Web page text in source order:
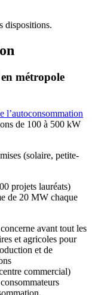
dispositions.
métropole
l’autoconsommation
de 100 à 500 kW
(solaire, petite-
projets lauréats)
de 20 MW chaque
avant tout les
et agricoles pour
et de
commercial)